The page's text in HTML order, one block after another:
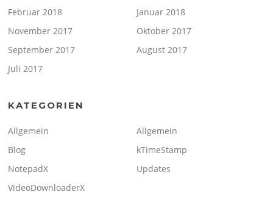
Februar 2018
Januar 2018
November 2017
Oktober 2017
September 2017
August 2017
Juli 2017
KATEGORIEN
Allgemein
Allgemein
Blog
kTimeStamp
NotepadX
Updates
VideoDownloaderX